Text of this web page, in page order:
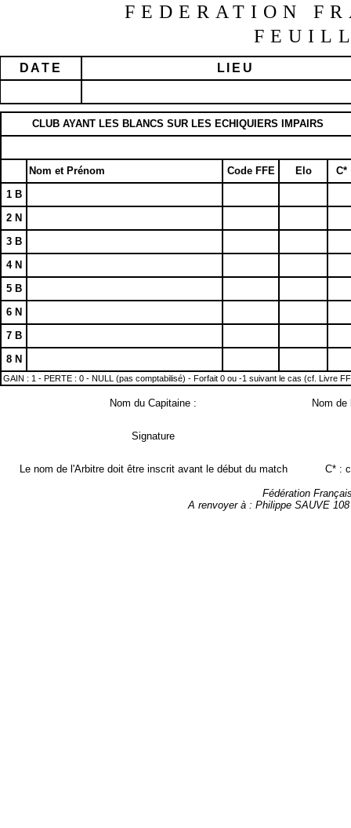
FEDERATION
DATE LIEU
CLUB AYANT LES BLANCS SUR LES ECHIQUIERS IMPAIRS
Nom et Prénom Code FFE Elo
C*
1 B
2 N
3 B
4 N
5 B
6 N
7 B
8 N
GAIN : 1 - PERTE : 0 - NULL (pas comptabilisé) - Forfait 0 ou -1 suivant le cas (cf. Livre
Nom du Capitaine : Nom
Signature
Le nom de l'Arbitre doit être inscrit avant le début du match C* :
Fédération
A renvoyer à : Philippe SAUVE